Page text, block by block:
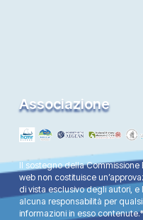
Associazione
Il sostegno della
web non costituisce
di vista esclusivo degli autori,
alcuna responsabilità per
informazioni in esso contenute.*